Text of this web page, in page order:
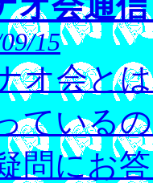
15
オ会と
ている
問にお